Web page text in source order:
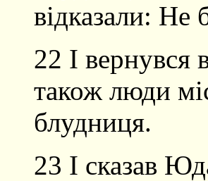
відказали: Не
22 І вернувся
також люди
блудниця.
23 І сказав